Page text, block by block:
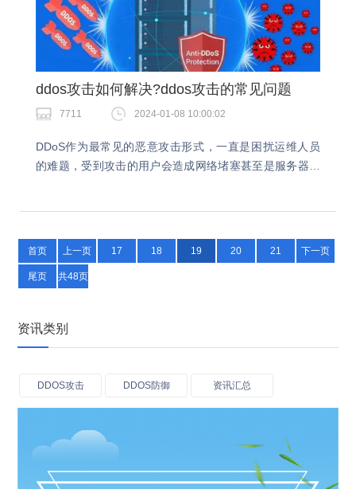
ddos攻击如何解决?ddos攻击的常见问题
7711 2024-01-08 10:00:02
DDoS作为最常见的恶意攻击形式，一直是困扰运维人员
的难题，受到攻击的用户会造成网络堵塞甚至是服务器的
首页 上一页 17 18 19 20 21 下一页
尾页 共48页
资讯类别
DDOS攻击 DDOS防御 资讯汇总